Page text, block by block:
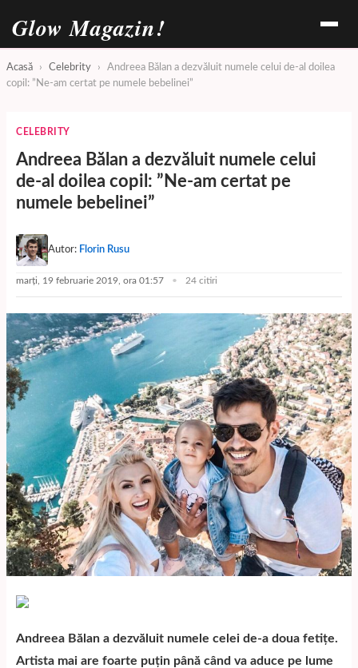
Glow Magazin!
Acasă › Celebrity ›
Andreea Bălan a dezvăluit numele celui de-al doilea
copil: ”Ne-am certat pe numele bebelinei”
CELEBRITY
Andreea Bălan a dezvăluit numele celui
de-al doilea copil: ”Ne-am certat pe
numele bebelinei”
Autor: Florin Rusu
marți, 19 februarie 2019, ora 01:57 24 citiri
Andreea Bălan a dezvăluit numele celei de-a doua fetițe.
Artista mai are foarte puțin până când va aduce pe lume